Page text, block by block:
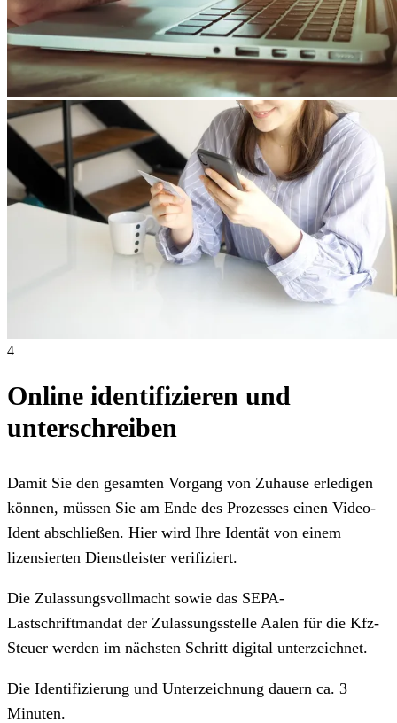
4
Online identifizieren und
unterschreiben
Damit Sie den gesamten Vorgang von Zuhause erledigen
können, müssen Sie am Ende des Prozesses einen Video-
Ident abschließen. Hier wird Ihre Identät von einem
lizensierten Dienstleister verifiziert.
Die Zulassungsvollmacht sowie das SEPA-
Lastschriftmandat der Zulassungsstelle Aalen für die Kfz-
Steuer werden im nächsten Schritt digital unterzeichnet.
Die Identifizierung und Unterzeichnung dauern ca. 3
Minuten.